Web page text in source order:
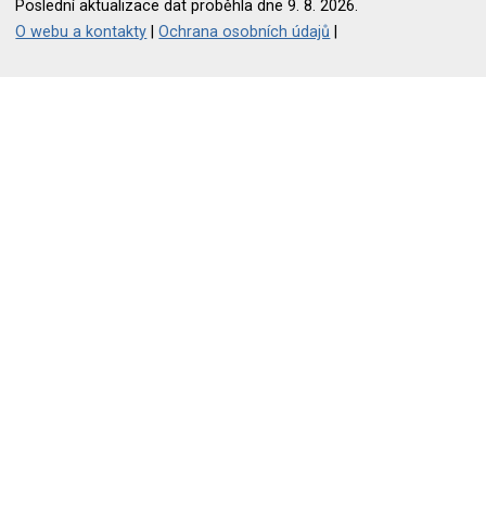
Poslední aktualizace dat proběhla dne 9. 8. 2026.
O webu a kontakty |Ochrana osobních údajů